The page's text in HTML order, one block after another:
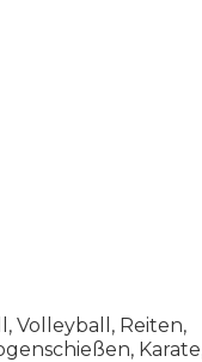
Volleyball, Reiten,